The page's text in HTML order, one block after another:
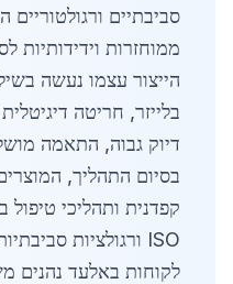
סביבתיים
ממוחזרות וידידותיות
הייצור עצמו נעשה
בלייזר, חריטה
דיוק גבוה, התאמה
בסיום התהליך,
קפדנית ותהליכי
ISO ורגולציות סביבתיות.